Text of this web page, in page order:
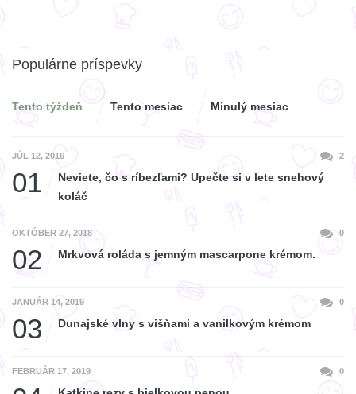
Populárne príspevky
Tento týždeň Tento mesiac Minulý mesiac
JÚL 12, 2016 2
01
Neviete, čo s ríbezľami? Upečte si v lete snehový
koláč
OKTÓBER 27, 2018 0
02 Mrkvová roláda s jemným mascarpone krémom.
JANUÁR 14, 2019 0
03 Dunajské vlny s višňami a vanilkovým krémom
FEBRUÁR 17, 2019 0